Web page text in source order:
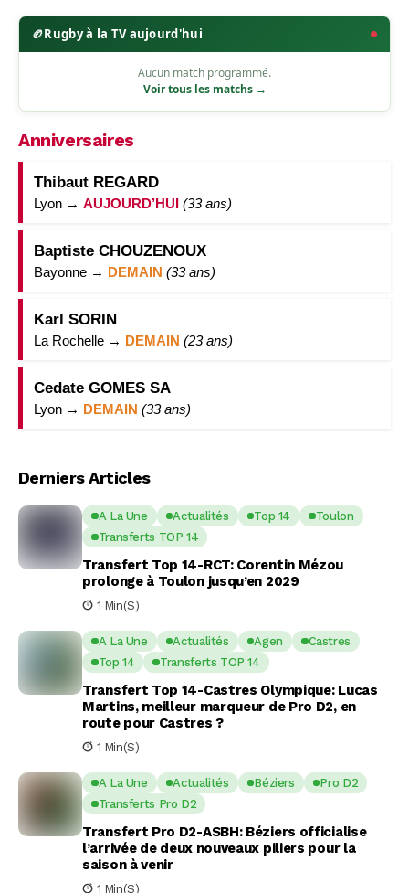
🏉Rugby à la TV aujourd'hui
Aucun match programmé.
Voir tous les matchs →
Anniversaires
Thibaut REGARD
Lyon → AUJOURD’HUI (33 ans)
Baptiste CHOUZENOUX
Bayonne → DEMAIN (33 ans)
Karl SORIN
La Rochelle → DEMAIN (23 ans)
Cedate GOMES SA
Lyon → DEMAIN (33 ans)
Derniers Articles
A La Une Actualités Top 14
Toulon
Transferts TOP 14
Transfert Top 14-RCT: Corentin Mézou
prolonge à Toulon jusqu’en 2029
1 Min(s)
A La Une Actualités Agen
Castres
Top 14
Transferts TOP 14
Transfert Top 14-Castres Olympique: Lucas
Martins, meilleur marqueur de Pro D2, en
route pour Castres ?
1 Min(s)
A La Une Actualités Béziers
Pro D2
Transferts Pro D2
Transfert Pro D2-ASBH: Béziers officialise
l’arrivée de deux nouveaux piliers pour la
saison à venir
1 Min(s)